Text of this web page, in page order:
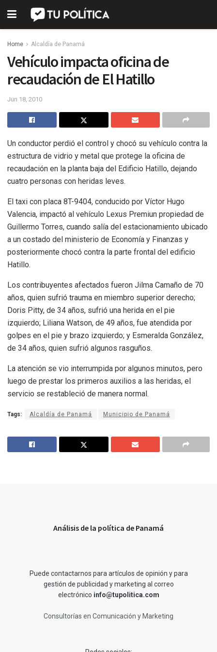
Home Alcaldía de Panamá
Vehículo impacta oficina de
recaudación de El Hatillo
Jun 18, 2010
Un conductor perdió el control y chocó su vehículo contra la
estructura de vidrio y metal que protege la oficina de
recaudación en la planta baja del Edificio Hatillo, dejando
cuatro personas con heridas leves.
El taxi con placa 8T-9404, conducido por Víctor Hugo
Valencia, impactó al vehículo Lexus Premiun propiedad de
Guillermo Torres, cuando salía del estacionamiento ubicado
a un costado del ministerio de Economía y Finanzas y
posteriormente chocó contra la parte frontal del edificio
Hatillo.
Los contribuyentes afectados fueron Jilma Camaño de 70
años, quien sufrió trauma en miembro superior derecho;
Doris Pitty, de 34 años, sufrió una herida en el pie
izquierdo; Liliana Watson, de 49 años, fue atendida por
golpes en el pie y brazo izquierdo; y Esmeralda González,
de 34 años, quien sufrió algunos rasguños.
La atención se vio interrumpida por algunos minutos, pero
luego de prestar los primeros auxilios a las heridas, el
servicio se restableció de manera normal.
Tags: Alcaldía de Panamá Municipio de Panamá
Análisis de la política de Panamá
Puede contactarnos para artículos de opinión y para
gestión de publicidad y marketing al correo
electrónico info@tupolitica.com
Consultorías en Comunicación y Marketing